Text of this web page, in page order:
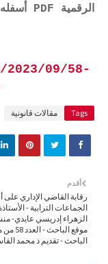
الرقمية PDF أسفله:
09/58-
Tags مقالات قانونية
أقدم
رقابة القاضي الإداري على
الجماعات الترابية -
الزهراء إدريسي عايدي-
موقع الباحث -
الباحث - تقديم ذ محمد